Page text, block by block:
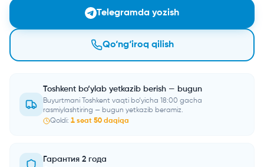
Telegramda yozish
Qo‘ng‘iroq qilish
Toshkent bo‘ylab yetkazib berish — bugun
Buyurtmani Toshkent vaqti bo‘yicha 18:00 gacha
rasmiylashtiring — bugun yetkazib beramiz.
Qoldi: 1 soat 50 daqiqa
Гарантия 2 года